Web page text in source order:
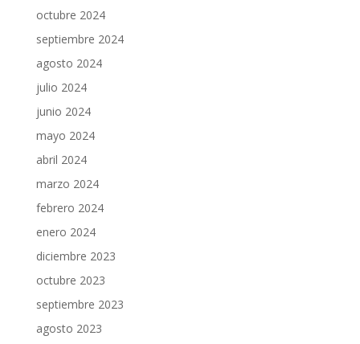
octubre 2024
septiembre 2024
agosto 2024
julio 2024
junio 2024
mayo 2024
abril 2024
marzo 2024
febrero 2024
enero 2024
diciembre 2023
octubre 2023
septiembre 2023
agosto 2023